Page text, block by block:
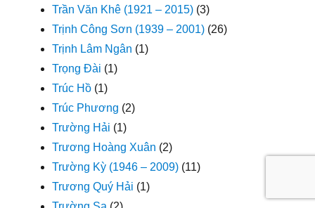
Trần Văn Khê (1921 – 2015) (3)
Trịnh Công Sơn (1939 – 2001) (26)
Trịnh Lâm Ngân (1)
Trọng Đài (1)
Trúc Hồ (1)
Trúc Phương (2)
Trường Hải (1)
Trương Hoàng Xuân (2)
Trường Kỳ (1946 – 2009) (11)
Trương Quý Hải (1)